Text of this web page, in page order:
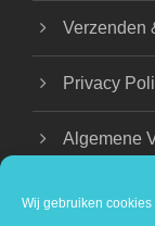
Wij gebruiken
Verzenden
Privacy
Algemene